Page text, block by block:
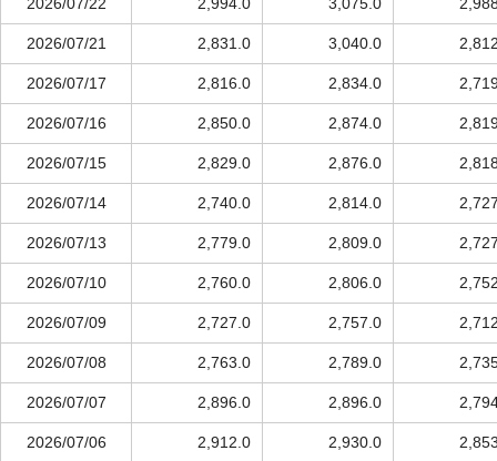
2026/07/21 2,831.0 3,040.0
2026/07/17 2,816.0 2,834.0
2026/07/16 2,850.0 2,874.0
2026/07/15 2,829.0 2,876.0
2026/07/14 2,740.0 2,814.0
2026/07/13 2,779.0 2,809.0
2026/07/10 2,760.0 2,806.0
2026/07/09 2,727.0 2,757.0
2026/07/08 2,763.0 2,789.0
2026/07/07 2,896.0 2,896.0
2026/07/06 2,912.0 2,930.0